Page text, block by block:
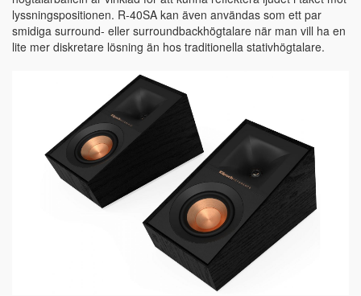
lyssningspositionen. R-40SA kan även användas som ett par
smidiga surround- eller surroundbackhögtalare när man vill ha en
lite mer diskretare lösning än hos traditionella stativhögtalare.